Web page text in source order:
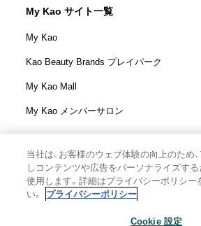
My Kao サイト一覧
My Kao
Kao Beauty Brands プレイパーク
My Kao Mall
My Kao メンバーサロン
花王株式会社
ウェブサイト利用規定
当社は、お客様のウェブ体験の向上のため
しコンテンツや広告をパーソナライズす
使用します。詳細はプライバシーポリシー
い。
プライバシーポリシー
Cookie 設定